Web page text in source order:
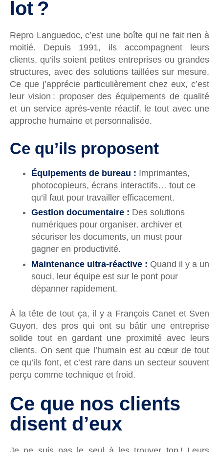
lot ?
Repro Languedoc, c’est une boîte qui ne fait rien à
moitié. Depuis 1991, ils accompagnent leurs
clients, qu’ils soient petites entreprises ou grandes
structures, avec des solutions taillées sur mesure.
Ce que j’apprécie particulièrement chez eux, c’est
leur vision : proposer des équipements de qualité
et un service après-vente réactif, le tout avec une
approche humaine et personnalisée.
Ce qu’ils proposent
Équipements de bureau : Imprimantes,
photocopieurs, écrans interactifs… tout ce
qu’il faut pour travailler efficacement.
Gestion documentaire : Des solutions
numériques pour organiser, archiver et
sécuriser les documents, un must pour
gagner en productivité.
Maintenance ultra-réactive : Quand il y a un
souci, leur équipe est sur le pont pour
dépanner rapidement.
À la tête de tout ça, il y a François Canet et Sven
Guyon, des pros qui ont su bâtir une entreprise
solide tout en gardant une proximité avec leurs
clients. On sent que l’humain est au cœur de tout
ce qu’ils font, et c’est rare dans un secteur souvent
perçu comme technique et froid.
Ce que nos clients
disent d’eux